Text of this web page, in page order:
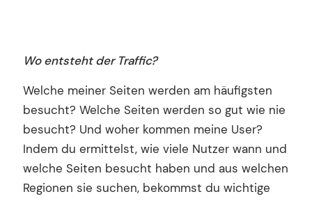
Wo entsteht der Traffic?
Welche meiner Seiten werden am häufigsten
besucht? Welche Seiten werden so gut wie nie
besucht? Und woher kommen meine User?
Indem du ermittelst, wie viele Nutzer wann und
welche Seiten besucht haben und aus welchen
Regionen sie suchen, bekommst du wichtige